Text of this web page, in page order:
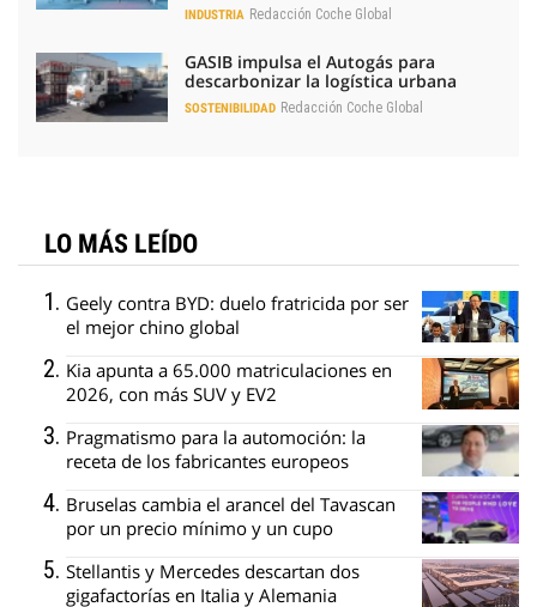
INDUSTRIA Redacción Coche Global
GASIB impulsa el Autogás para
descarbonizar la logística urbana
SOSTENIBILIDAD Redacción Coche Global
LO MÁS LEÍDO
Geely contra BYD: duelo fratricida por ser
el mejor chino global
Kia apunta a 65.000 matriculaciones en
2026, con más SUV y EV2
Pragmatismo para la automoción: la
receta de los fabricantes europeos
Bruselas cambia el arancel del Tavascan
por un precio mínimo y un cupo
Stellantis y Mercedes descartan dos
gigafactorías en Italia y Alemania